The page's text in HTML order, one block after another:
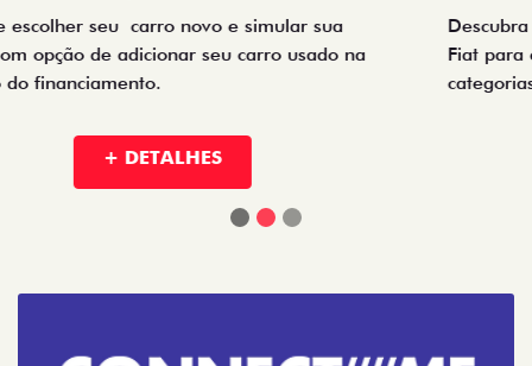
Descubra as melhores soluções e descontos em um novo
Fiat para empresas, produtores rurais, taxistas e outras
categorias de negócios.
+ DETALHES